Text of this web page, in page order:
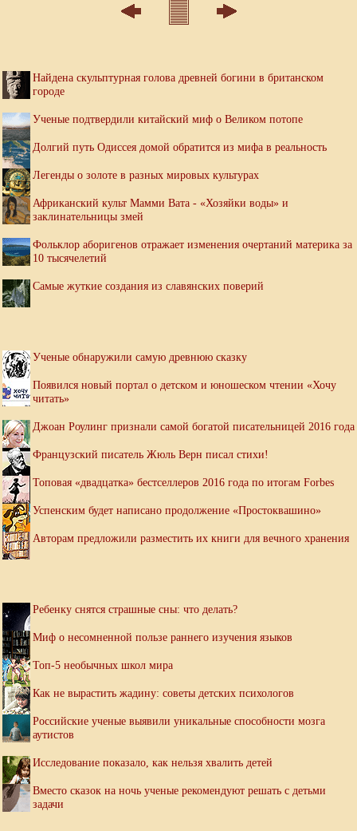
Найдена скульптурная голова древней богини в британском
городе
Ученые подтвердили китайский миф о Великом потопе
Долгий путь Одиссея домой обратится из мифа в реальность
Легенды о золоте в разных мировых культурах
Африканский культ Мамми Вата - «Хозяйки воды» и
заклинательницы змей
Фольклор аборигенов отражает изменения очертаний материка за
10 тысячелетий
Самые жуткие создания из славянских поверий
Ученые обнаружили самую древнюю сказку
Появился новый портал о детском и юношеском чтении «Хочу
читать»
Джоан Роулинг признали самой богатой писательницей 2016 года
Французский писатель Жюль Верн писал стихи!
Топовая «двадцатка» бестселлеров 2016 года по итогам Forbes
Успенским будет написано продолжение «Простоквашино»
Авторам предложили разместить их книги для вечного хранения
Ребенку снятся страшные сны: что делать?
Миф о несомненной пользе раннего изучения языков
Топ-5 необычных школ мира
Как не вырастить жадину: советы детских психологов
Российские ученые выявили уникальные способности мозга
аутистов
Исследование показало, как нельзя хвалить детей
Вместо сказок на ночь ученые рекомендуют решать с детьми
задачи